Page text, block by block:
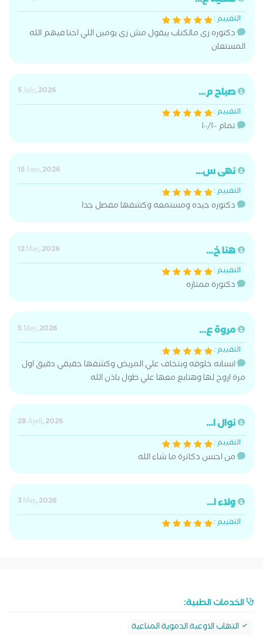
التقييم :
دكتوره زى مالكتاب بيقول مش زى يومين اللي احنا فيهم الله
المستعان
صباح م...
5 July, 2026
التقييم :
تمام ١٠٠/١٠٠
نهى س...
15 June, 2026
التقييم :
دكتوره جيده ومستمعه وكشفها مفصل جدا
هنا خ...
12 May, 2026
التقييم :
دكتورة ممتازه
مروة ع...
5 May, 2026
التقييم :
انسانه خلوقه وبتخاف علي المريض وكشفها حقيقي دقيق اول
مرة اروح لها وهتابع معها علي طول باذن الله
نوال ا...
28 April, 2026
التقييم :
من احسن دكاترة ما شاء الله
ولاء ا...
3 May, 2026
التقييم :
الخدمات الطبية:
التهاب الاوعية الدموية المناعية